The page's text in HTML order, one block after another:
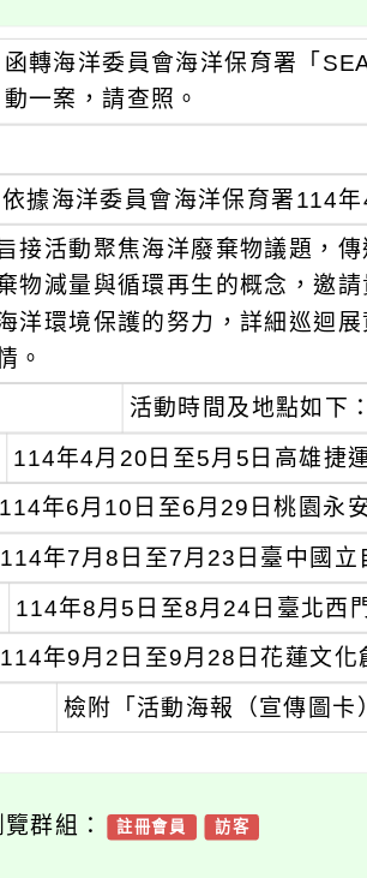
函轉海洋委員會海洋保育署「
動一案，請查照。
依據海洋委員會海洋保育署114
接活動聚焦海洋廢棄物議題，
物減量與循環再生的概念，邀
洋環境保護的努力，詳細巡迴
。
活動時間及地點如下：
114年4月20日至5月5日高雄捷
114年6月10日至6月29日桃園永
114年7月8日至7月23日臺中國立
114年8月5日至8月24日臺北西
114年9月2日至9月28日花蓮文化
檢附「活動海報（宣傳圖卡
群組： 註冊會員 訪客